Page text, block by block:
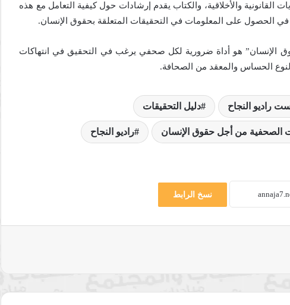
والأخلاقية، والكتاب يقدم إرشادات حول كيفية التعامل مع هذه
في الحصول على المعلومات في التحقيقات المتعلقة بحقوق الإنسان.
الإنسان” هو أداة ضرورية لكل صحفي يرغب في التحقيق في انتهاكات
الحساس والمعقد من الصحافة.
راديو النجاح دليل التحقيقات
الصحفية من أجل حقوق الإنسان راديو النجاح
نسخ الرابط